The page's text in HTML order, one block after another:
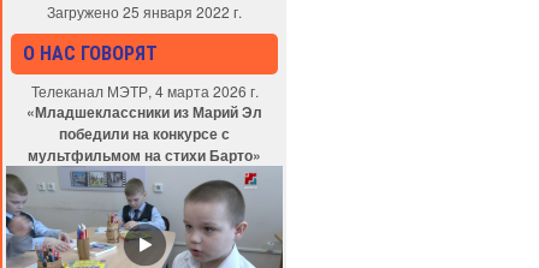
Загружено 25 января 2022 г.
О НАС ГОВОРЯТ
Телеканал МЭТР, 4 марта 2026 г.
«Младшеклассники из Марий Эл
победили на конкурсе с
мультфильмом на стихи Барто»